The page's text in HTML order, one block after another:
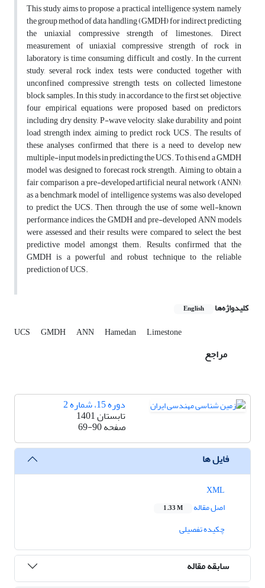
This study aims to propose a practical intelligence system, namely
the group method of data handling (GMDH) for indirect predicting
the uniaxial compressive strength of limestones. Direct
measurement of uniaxial compressive strength of rock in
laboratory is time consuming, difficult and costly. In the current
study, several rock index tests were conducted, together with
unconfined compressive strength tests, on collected limestone
block samples. In this study, in accordance to the first set objective,
four empirical equations were proposed based on predictors,
including dry density, P-wave velocity, slake durability and point
load strength index, aiming to predict rock UCS. The results of
these analyses confirmed that there is a need to develop new
multiple-input models in predicting the UCS. To this end, a GMDH
model was designed to forecast rock strength. Aiming to obtain a
fair comparison, a pre-developed artificial neural network (ANN),
as a benchmark model of intelligence systems, was also developed
to predict the UCS. Then, through the use of some well-known
performance indices, the GMDH and pre-developed ANN models
were assessed and their results were compared to select the best
predictive model amongst them. Results confirmed that the
GMDH is a powerful and robust technique to the reliable
prediction of UCS.
کلیدواژه‌ها English
UCS GMDH ANN Hamedan Limestone
مراجع
دوره 15، شماره 2
تابستان 1401
صفحه69-90
فایل ها
اصل مقاله
1.33 M
چکیده تفصیلی
سابقه مقاله